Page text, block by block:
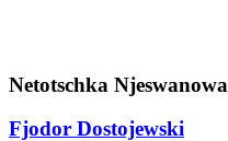
Netotschka Njeswanowa
Fjodor Dostojewski